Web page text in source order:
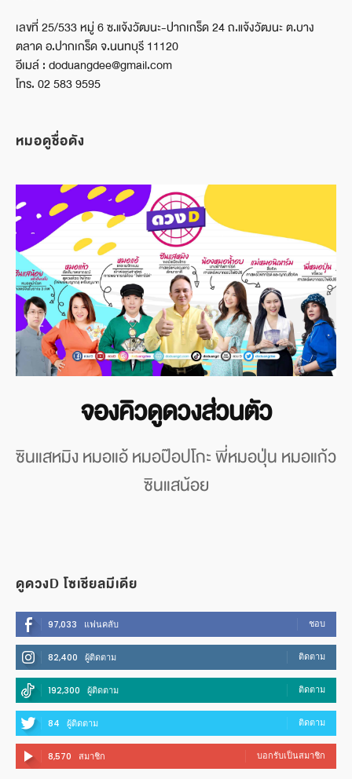
เลขที่ 25/533 หมู่ 6 ซ.แจ้งวัฒนะ-ปากเกร็ด 24 ถ.แจ้งวัฒนะ ต.บาง
ตลาด อ.ปากเกร็ด จ.นนทบุรี 11120
อีเมล์ : doduangdee@gmail.com
โทร. 02 583 9595
หมอดูชื่อดัง
จองคิวดูดวงส่วนตัว
ซินแสหมิง หมอแอ้ หมอป๊อปโกะ พี่หมอปุ่น หมอแก้ว
ซินแสน้อย
ดูดวงD โซเชียลมีเดีย
97,033 แฟนคลับ ชอบ
82,400 ผู้ติดตาม ติดตาม
192,300 ผู้ติดตาม ติดตาม
84 ผู้ติดตาม ติดตาม
8,570 สมาชิก บอกรับเป็นสมาชิก